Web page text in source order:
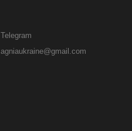
Telegram
agniaukraine@gmail.com